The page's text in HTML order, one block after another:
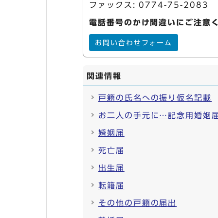
ファックス: 0774-75-2083
電話番号のかけ間違いにご注意
お問い合わせフォーム
関連情報
戸籍の氏名への振り仮名記載
お二人の手元に…記念用婚姻
婚姻届
死亡届
出生届
転籍届
その他の戸籍の届出